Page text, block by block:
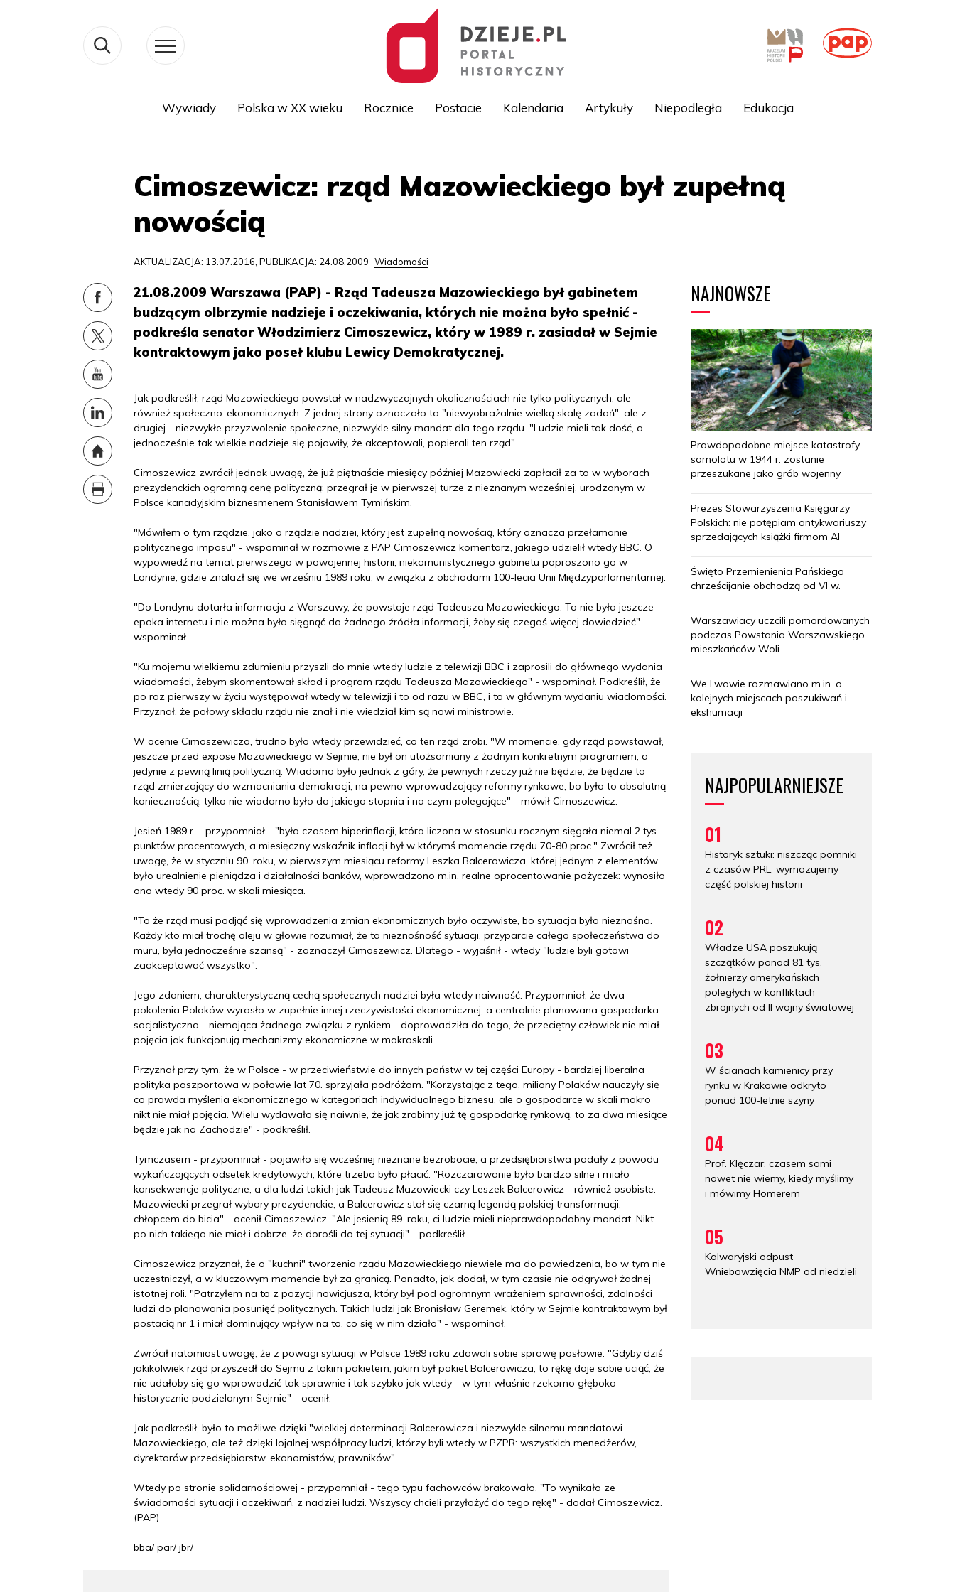
treści
Wywiady Polska w XX wieku Rocznice Postacie Kalendaria Artykuły Niepodległa Edukacja
Cimoszewicz: rząd Mazowieckiego był zupełną
nowością
AKTUALIZACJA: 13.07.2016, PUBLIKACJA: 24.08.2009 Wiadomości
21.08.2009 Warszawa (PAP) - Rząd Tadeusza Mazowieckiego był gabinetem
budzącym olbrzymie nadzieje i oczekiwania, których nie można było spełnić -
podkreśla senator Włodzimierz Cimoszewicz, który w 1989 r. zasiadał w Sejmie
kontraktowym jako poseł klubu Lewicy Demokratycznej.
Jak podkreślił, rząd Mazowieckiego powstał w nadzwyczajnych okolicznościach nie tylko politycznych, ale
również społeczno-ekonomicznych. Z jednej strony oznaczało to "niewyobrażalnie wielką skalę zadań", ale z
drugiej - niezwykłe przyzwolenie społeczne, niezwykle silny mandat dla tego rządu. "Ludzie mieli tak dość, a
jednocześnie tak wielkie nadzieje się pojawiły, że akceptowali, popierali ten rząd".
Cimoszewicz zwrócił jednak uwagę, że już piętnaście miesięcy później Mazowiecki zapłacił za to w wyborach
prezydenckich ogromną cenę polityczną: przegrał je w pierwszej turze z nieznanym wcześniej, urodzonym w
Polsce kanadyjskim biznesmenem Stanisławem Tymińskim.
"Mówiłem o tym rządzie, jako o rządzie nadziei, który jest zupełną nowością, który oznacza przełamanie
politycznego impasu" - wspominał w rozmowie z PAP Cimoszewicz komentarz, jakiego udzielił wtedy BBC. O
wypowiedź na temat pierwszego w powojennej historii, niekomunistycznego gabinetu poproszono go w
Londynie, gdzie znalazł się we wrześniu 1989 roku, w związku z obchodami 100-lecia Unii Międzyparlamentarnej.
"Do Londynu dotarła informacja z Warszawy, że powstaje rząd Tadeusza Mazowieckiego. To nie była jeszcze
epoka internetu i nie można było sięgnąć do żadnego źródła informacji, żeby się czegoś więcej dowiedzieć" -
wspominał.
"Ku mojemu wielkiemu zdumieniu przyszli do mnie wtedy ludzie z telewizji BBC i zaprosili do głównego wydania
wiadomości, żebym skomentował skład i program rządu Tadeusza Mazowieckiego" - wspominał. Podkreślił, że
po raz pierwszy w życiu występował wtedy w telewizji i to od razu w BBC, i to w głównym wydaniu wiadomości.
Przyznał, że połowy składu rządu nie znał i nie wiedział kim są nowi ministrowie.
W ocenie Cimoszewicza, trudno było wtedy przewidzieć, co ten rząd zrobi. "W momencie, gdy rząd powstawał,
jeszcze przed expose Mazowieckiego w Sejmie, nie był on utożsamiany z żadnym konkretnym programem, a
jedynie z pewną linią polityczną. Wiadomo było jednak z góry, że pewnych rzeczy już nie będzie, że będzie to
rząd zmierzający do wzmacniania demokracji, na pewno wprowadzający reformy rynkowe, bo było to absolutną
koniecznością, tylko nie wiadomo było do jakiego stopnia i na czym polegające" - mówił Cimoszewicz.
Jesień 1989 r. - przypomniał - "była czasem hiperinflacji, która liczona w stosunku rocznym sięgała niemal 2 tys.
punktów procentowych, a miesięczny wskaźnik inflacji był w którymś momencie rzędu 70-80 proc." Zwrócił też
uwagę, że w styczniu 90. roku, w pierwszym miesiącu reformy Leszka Balcerowicza, której jednym z elementów
było urealnienie pieniądza i działalności banków, wprowadzono m.in. realne oprocentowanie pożyczek: wynosiło
ono wtedy 90 proc. w skali miesiąca.
"To że rząd musi podjąć się wprowadzenia zmian ekonomicznych było oczywiste, bo sytuacja była nieznośna.
Każdy kto miał trochę oleju w głowie rozumiał, że ta nieznośność sytuacji, przyparcie całego społeczeństwa do
muru, była jednocześnie szansą" - zaznaczył Cimoszewicz. Dlatego - wyjaśnił - wtedy "ludzie byli gotowi
zaakceptować wszystko".
Jego zdaniem, charakterystyczną cechą społecznych nadziei była wtedy naiwność. Przypomniał, że dwa
pokolenia Polaków wyrosło w zupełnie innej rzeczywistości ekonomicznej, a centralnie planowana gospodarka
socjalistyczna - niemająca żadnego związku z rynkiem - doprowadziła do tego, że przeciętny człowiek nie miał
pojęcia jak funkcjonują mechanizmy ekonomiczne w makroskali.
Przyznał przy tym, że w Polsce - w przeciwieństwie do innych państw w tej części Europy - bardziej liberalna
polityka paszportowa w połowie lat 70. sprzyjała podróżom. "Korzystając z tego, miliony Polaków nauczyły się
co prawda myślenia ekonomicznego w kategoriach indywidualnego biznesu, ale o gospodarce w skali makro
nikt nie miał pojęcia. Wielu wydawało się naiwnie, że jak zrobimy już tę gospodarkę rynkową, to za dwa miesiące
będzie jak na Zachodzie" - podkreślił.
Tymczasem - przypomniał - pojawiło się wcześniej nieznane bezrobocie, a przedsiębiorstwa padały z powodu
wykańczających odsetek kredytowych, które trzeba było płacić. "Rozczarowanie było bardzo silne i miało
konsekwencje polityczne, a dla ludzi takich jak Tadeusz Mazowiecki czy Leszek Balcerowicz - również osobiste:
Mazowiecki przegrał wybory prezydenckie, a Balcerowicz stał się czarną legendą polskiej transformacji,
chłopcem do bicia" - ocenił Cimoszewicz. "Ale jesienią 89. roku, ci ludzie mieli nieprawdopodobny mandat. Nikt
po nich takiego nie miał i dobrze, że dorośli do tej sytuacji" - podkreślił.
Cimoszewicz przyznał, że o "kuchni" tworzenia rządu Mazowieckiego niewiele ma do powiedzenia, bo w tym nie
uczestniczył, a w kluczowym momencie był za granicą. Ponadto, jak dodał, w tym czasie nie odgrywał żadnej
istotnej roli. "Patrzyłem na to z pozycji nowicjusza, który był pod ogromnym wrażeniem sprawności, zdolności
ludzi do planowania posunięć politycznych. Takich ludzi jak Bronisław Geremek, który w Sejmie kontraktowym był
postacią nr 1 i miał dominujący wpływ na to, co się w nim działo" - wspominał.
Zwrócił natomiast uwagę, że z powagi sytuacji w Polsce 1989 roku zdawali sobie sprawę posłowie. "Gdyby dziś
jakikolwiek rząd przyszedł do Sejmu z takim pakietem, jakim był pakiet Balcerowicza, to rękę daje sobie uciąć, że
nie udałoby się go wprowadzić tak sprawnie i tak szybko jak wtedy - w tym właśnie rzekomo głęboko
historycznie podzielonym Sejmie" - ocenił.
Jak podkreślił, było to możliwe dzięki "wielkiej determinacji Balcerowicza i niezwykle silnemu mandatowi
Mazowieckiego, ale też dzięki lojalnej współpracy ludzi, którzy byli wtedy w PZPR: wszystkich menedżerów,
dyrektorów przedsiębiorstw, ekonomistów, prawników".
Wtedy po stronie solidarnościowej - przypomniał - tego typu fachowców brakowało. "To wynikało ze
świadomości sytuacji i oczekiwań, z nadziei ludzi. Wszyscy chcieli przyłożyć do tego rękę" - dodał Cimoszewicz.
(PAP)
bba/ par/ jbr/
NAJNOWSZE
Prawdopodobne miejsce katastrofy
samolotu w 1944 r. zostanie
przeszukane jako grób wojenny
Prezes Stowarzyszenia Księgarzy
Polskich: nie potępiam antykwariuszy
sprzedających książki firmom AI
Święto Przemienienia Pańskiego
chrześcijanie obchodzą od VI w.
Warszawiacy uczcili pomordowanych
podczas Powstania Warszawskiego
mieszkańców Woli
We Lwowie rozmawiano m.in. o
kolejnych miejscach poszukiwań i
ekshumacji
NAJPOPULARNIEJSZE
01
Historyk sztuki: niszcząc pomniki
z czasów PRL, wymazujemy
część polskiej historii
02
Władze USA poszukują
szczątków ponad 81 tys.
żołnierzy amerykańskich
poległych w konfliktach
zbrojnych od II wojny światowej
03
W ścianach kamienicy przy
rynku w Krakowie odkryto
ponad 100-letnie szyny
04
Prof. Klęczar: czasem sami
nawet nie wiemy, kiedy myślimy
i mówimy Homerem
05
Kalwaryjski odpust
Wniebowzięcia NMP od niedzieli